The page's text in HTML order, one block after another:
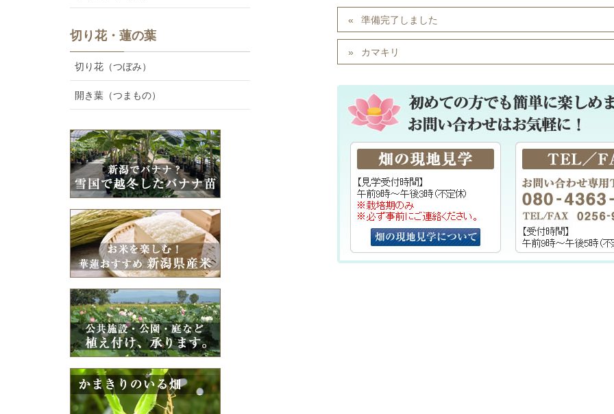
準備完了しました
カマキリ
切り花・蓮の葉
切り花（つぼみ）
開き葉（つまもの）